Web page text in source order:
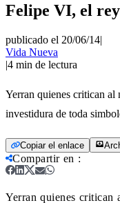
Felipe VI, el rey
publicado el 20/06/14|
Vida Nueva
|4 min de lectura
Yerran quienes critican al
investidura de toda
Copiar el enlace
Compartir en :
Yerran quienes critican